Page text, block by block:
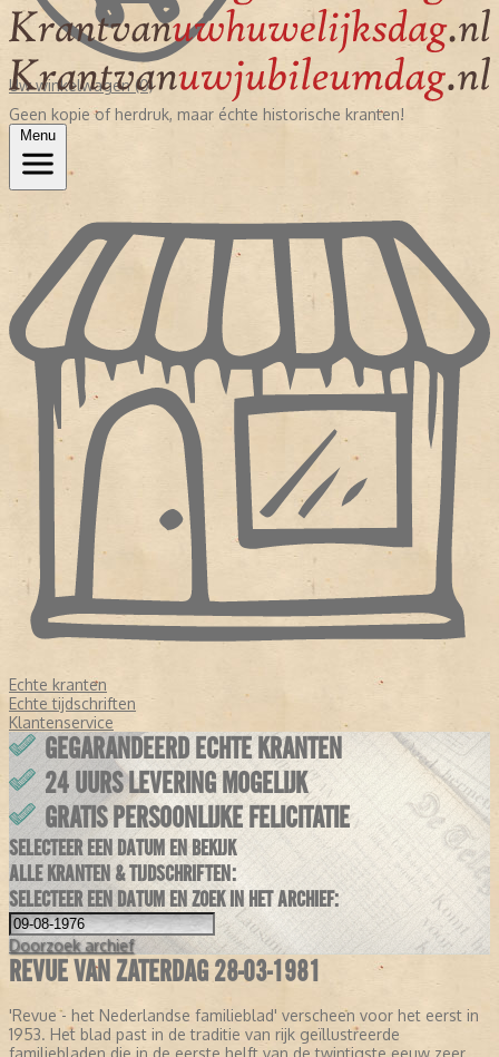
Uw winkelwagen (0)
Geen kopie of herdruk, maar échte historische kranten!
Menu
Echte kranten
Echte tijdschriften
Klantenservice
GEGARANDEERD ECHTE KRANTEN
24 UURS LEVERING MOGELIJK
GRATIS PERSOONLIJKE FELICITATIE
SELECTEER EEN DATUM EN BEKIJK
ALLE KRANTEN & TIJDSCHRIFTEN:
SELECTEER EEN DATUM EN ZOEK IN HET ARCHIEF:
Doorzoek archief
REVUE VAN ZATERDAG 28-03-1981
'Revue - het Nederlandse familieblad' verscheen voor het eerst in
1953. Het blad past in de traditie van rijk geïllustreerde